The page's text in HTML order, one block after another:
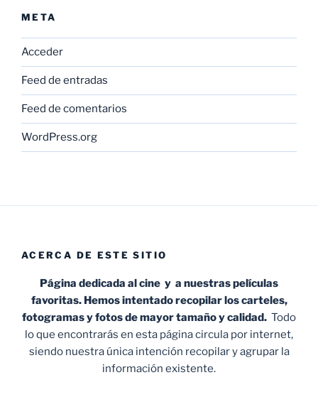
META
Acceder
Feed de entradas
Feed de comentarios
WordPress.org
ACERCA DE ESTE SITIO
Página dedicada al cine y a nuestras películas
favoritas. Hemos intentado recopilar los carteles,
fotogramas y fotos de mayor tamaño y calidad. Todo
lo que encontrarás en esta página circula por internet,
siendo nuestra única intención recopilar y agrupar la
información existente.